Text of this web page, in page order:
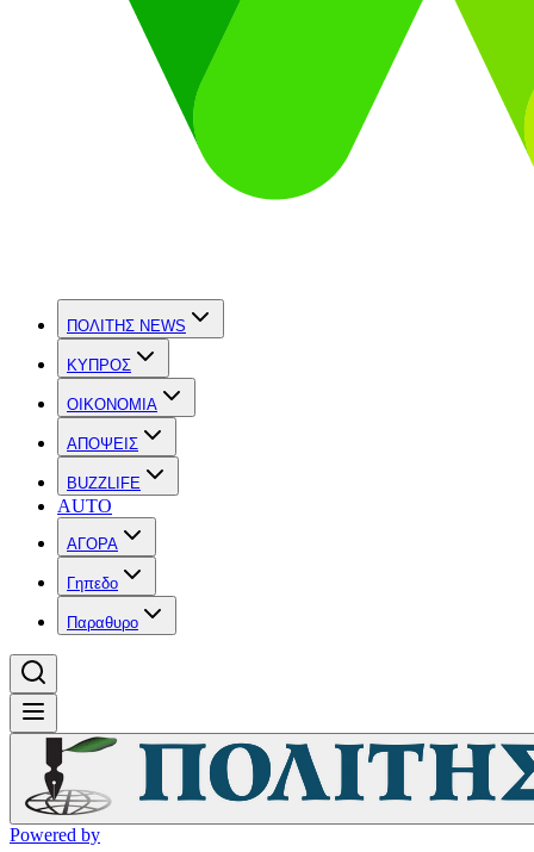
ΠΟΛΙΤΗΣ NEWS
ΚΥΠΡΟΣ
OIKONOMIA
ΑΠΟΨΕΙΣ
BUZZLIFE
AUTO
ΑΓΟΡΑ
Γηπεδο
Παραθυρο
Powered by